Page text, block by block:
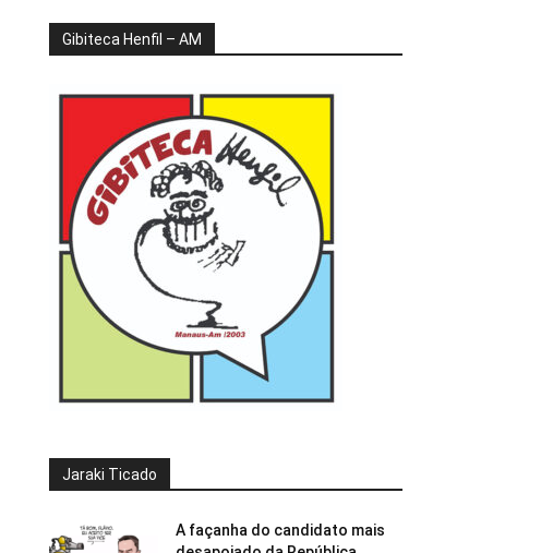
Gibiteca Henfil – AM
Jaraki Ticado
A façanha do candidato mais